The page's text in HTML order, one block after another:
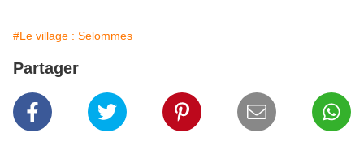
#Le village : Selommes
Partager